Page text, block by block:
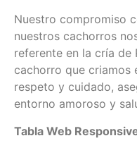
Nuestro compromiso
nuestros cachorros
referente en la cría de
cachorro que criamos
respeto y cuidado,
entorno amoroso y
Tabla Web